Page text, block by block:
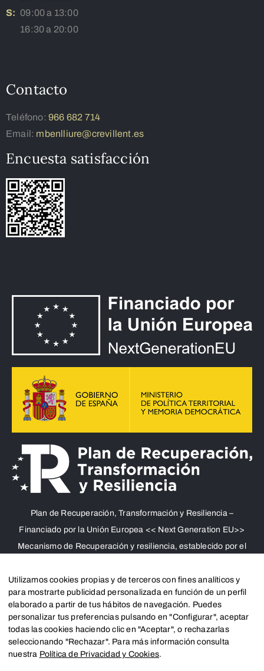
S: 09:00 a 13:00
16:30 a 20:00
Contacto
Teléfono: 966 682 714
Email: mbenlliure@crevillent.es
Encuesta satisfacción
Plan de Recuperación, Transformación y Resiliencia –
Financiado por la Unión Europea << Next Generation EU>>
Mecanismo de Recuperación y resiliencia, establecido por el
Consejo, de 12 de febrero de 2021. Componente 11, Inversión
2 del PRTR gestionado por el Ministerio de Política territorial.
Utilizamos cookies propias y de terceros con fines analíticos y
para mostrarte publicidad personalizada en función de un perfil
elaborado a partir de tus hábitos de navegación. Puedes
personalizar tus preferencias pulsando en "Configurar", aceptar
todas las cookies haciendo clic en "Aceptar", o rechazarlas
seleccionando "Rechazar". Para más información consulta
nuestra Política de Privacidad y Cookies.